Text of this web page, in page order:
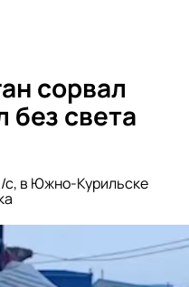
сорвал
без света
с, в Южно-Курильске